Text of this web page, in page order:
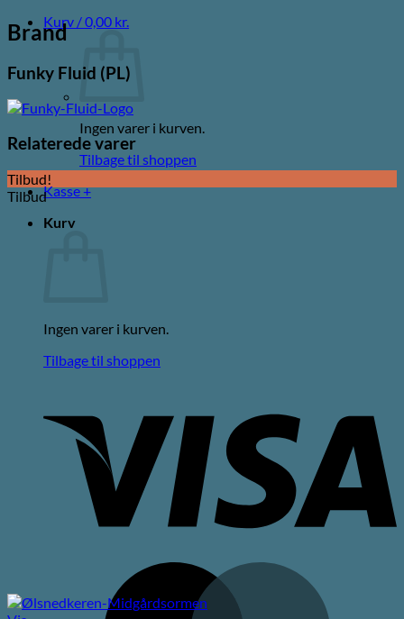
Kurv /0,00 kr.
Ingen varer i kurven.
Tilbage til shoppen
Kasse+
Kurv
Ingen varer i kurven.
Tilbage til shoppen
Brand
Funky Fluid (PL)
Relaterede varer
Tilbud!
Tilbud